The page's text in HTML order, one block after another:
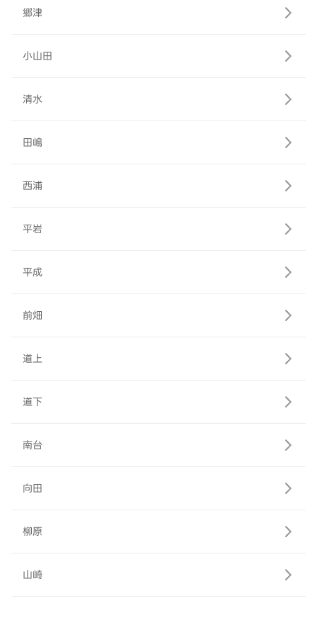
郷津
小山田
清水
田嶋
西浦
平岩
平成
前畑
道上
道下
南台
向田
柳原
山崎